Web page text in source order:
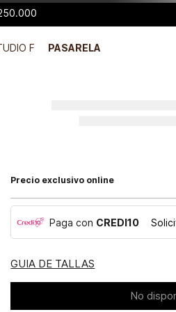
F PASARELA
Precio exclusivo online
Paga con CREDI10
GUIA DE TALLAS
No